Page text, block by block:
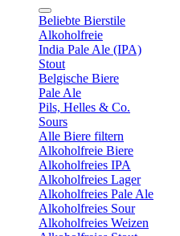
Beliebte Bierstile
Alkoholfreie
India Pale Ale (IPA)
Stout
Belgische Biere
Pale Ale
Pils, Helles & Co.
Sours
Alle Biere filtern
Alkoholfreie Biere
Alkoholfreies IPA
Alkoholfreies Lager
Alkoholfreies Pale Ale
Alkoholfreies Sour
Alkoholfreies Weizen